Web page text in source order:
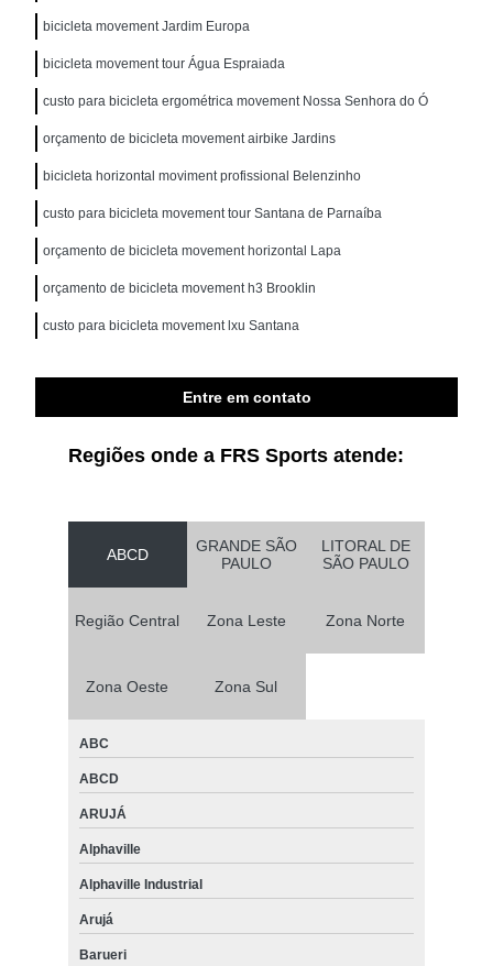
bicicleta movement Jardim Europa
bicicleta movement tour Água Espraiada
custo para bicicleta ergométrica movement Nossa Senhora do Ó
orçamento de bicicleta movement airbike Jardins
bicicleta horizontal moviment profissional Belenzinho
custo para bicicleta movement tour Santana de Parnaíba
orçamento de bicicleta movement horizontal Lapa
orçamento de bicicleta movement h3 Brooklin
custo para bicicleta movement lxu Santana
Entre em contato
Regiões onde a FRS Sports atende:
ABCD
GRANDE SÃO
PAULO
LITORAL DE
SÃO PAULO
Região Central Zona Leste Zona Norte
Zona Oeste Zona Sul
ABC
ABCD
ARUJÁ
Alphaville
Alphaville Industrial
Arujá
Barueri